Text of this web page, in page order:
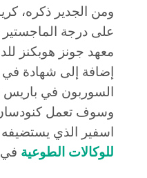
ومن الجدير ذكره،
على درجة الماجستير
معهد جونز هوبكنز
إضافة إلى شهادة
السوربون في باريس
وسوف تعمل
اسفير الذي
للوكالات الطوعية